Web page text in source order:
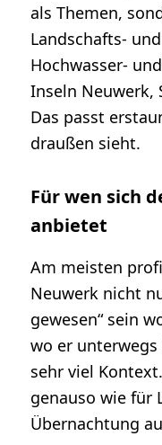
als Themen,
Landschafts-
Hochwasser-
Inseln Neuwerk,
Das passt
draußen sieht.
Für wen sich
anbietet
Am meisten
Neuwerk nicht
gewesen“ sein
wo er
sehr viel
genauso wie für
Übernachtung